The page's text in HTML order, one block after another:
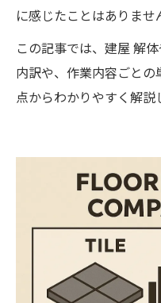
に感じたことはありませ
この記事では、建屋 解
内訳や、作業内容ごと
点からわかりやすく解説